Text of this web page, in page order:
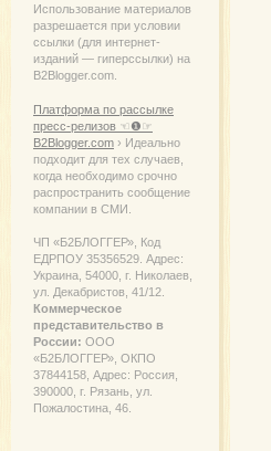
Использование материалов
разрешается при условии
ссылки (для интернет-
изданий — гиперссылки) на
B2Blogger.com.
Платформа по рассылке
пресс-релизов ☜❶☞
B2Blogger.com › Идеально
подходит для тех случаев,
когда необходимо срочно
распространить сообщение
компании в СМИ.
ЧП «Б2БЛОГГЕР», Код
ЕДРПОУ 35356529. Адрес:
Украина, 54000, г. Николаев,
ул. Декабристов, 41/12.
Коммерческое
представительство в
России: ООО
«Б2БЛОГГЕР», ОКПО
37844158, Адрес: Россия,
390000, г. Рязань, ул.
Пожалостина, 46.